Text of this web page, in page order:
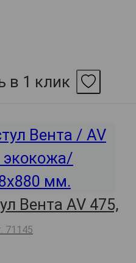
в 1 клик
Вента AV 475,
71145